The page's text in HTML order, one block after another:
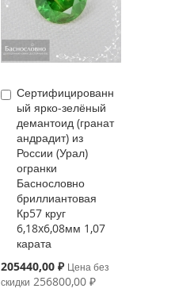
Сертифицированн
ый ярко-зелёный
демантоид (гранат
андрадит) из
России (Урал)
огранки
Баснословно
бриллиантовая
Кр57 круг
6,18x6,08мм 1,07
карата
Special
205440,00 ₽ Цена без
скидки 256800,00 ₽
Купить